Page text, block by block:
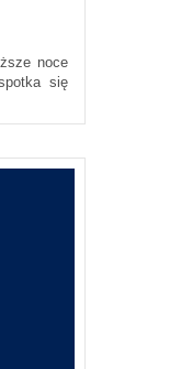
noce
się